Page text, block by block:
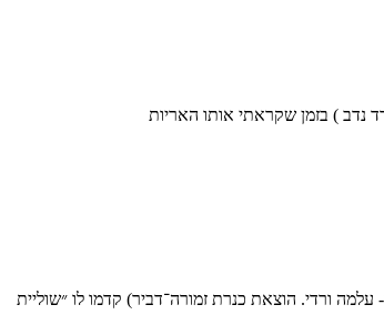
נדב ) בזמן שקראתי אותו האריות
ורדי. הוצאת כנרת זמורה־דביר) קדמו לו ״שוליית